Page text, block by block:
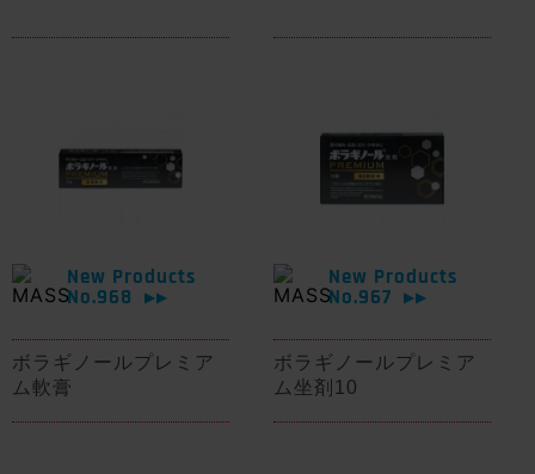
New Products
No.968
▶▶
ボラギノールプレミア
ム軟膏
New Products
No.967
▶▶
ボラギノールプレミア
ム坐剤10